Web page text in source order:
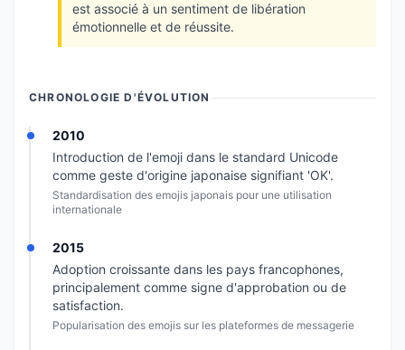
est associé à un sentiment de libération
émotionnelle et de réussite.
CHRONOLOGIE D'ÉVOLUTION
2010
Introduction de l'emoji dans le standard Unicode
comme geste d'origine japonaise signifiant 'OK'.
Standardisation des emojis japonais pour une utilisation
internationale
2015
Adoption croissante dans les pays francophones,
principalement comme signe d'approbation ou de
satisfaction.
Popularisation des emojis sur les plateformes de messagerie